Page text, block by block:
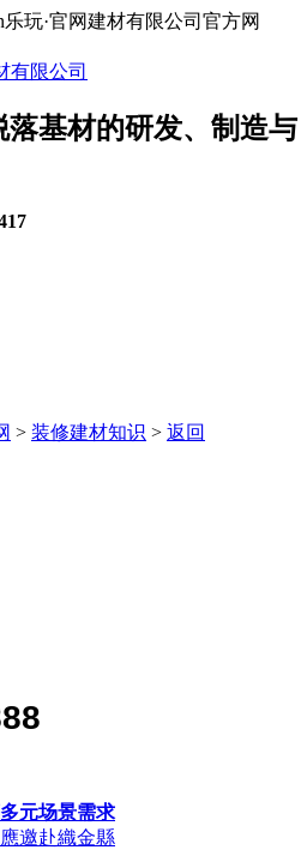
玩·官网建材有限公司官方网
落基材的研发、制造与
> 装修建材知识 > 返回
元场景需求
邀赴織金縣